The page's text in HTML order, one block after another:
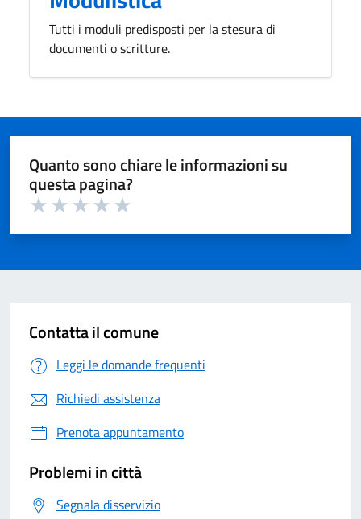
Tutti i moduli predisposti per la stesura di
documenti o scritture.
Quanto sono chiare le informazioni su
questa pagina?
Contatta il comune
Leggi le domande frequenti
Richiedi assistenza
Prenota appuntamento
Problemi in città
Segnala disservizio